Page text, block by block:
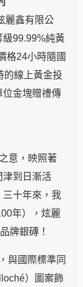
麗鑫有限公
級99.99%純黃
格24小時隨國
的線上黃金投
位金塊贈禮傳
意，映照著
津到日漸活
三十年來，我
年），炫麗
牌銀磚！
與國際標準同
）圖案飾